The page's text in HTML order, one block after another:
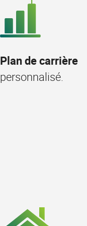
Plan de carrière
personnalisé.